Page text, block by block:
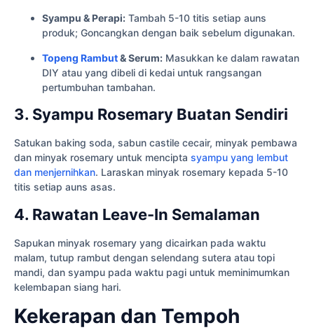
Syampu & Perapi: Tambah 5-10 titis setiap auns
produk; Goncangkan dengan baik sebelum digunakan.
Topeng Rambut& Serum: Masukkan ke dalam rawatan
DIY atau yang dibeli di kedai untuk rangsangan
pertumbuhan tambahan.
3. Syampu Rosemary Buatan Sendiri
Satukan baking soda, sabun castile cecair, minyak pembawa
dan minyak rosemary untuk mencipta syampu yang lembut
dan menjernihkan. Laraskan minyak rosemary kepada 5-10
titis setiap auns asas.
4. Rawatan Leave-In Semalaman
Sapukan minyak rosemary yang dicairkan pada waktu
malam, tutup rambut dengan selendang sutera atau topi
mandi, dan syampu pada waktu pagi untuk meminimumkan
kelembapan siang hari.
Kekerapan dan Tempoh